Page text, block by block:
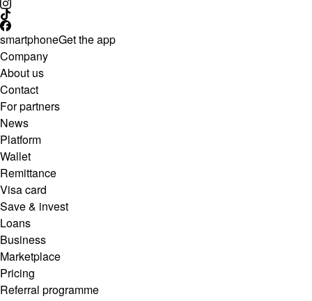
smartphoneGet the app
Company
About us
Contact
For partners
News
Platform
Wallet
Remittance
Visa card
Save & invest
Loans
Business
Marketplace
Pricing
Referral programme